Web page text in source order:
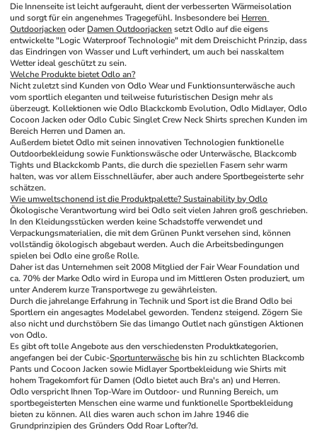
Die Innenseite ist leicht aufgerauht, dient der verbesserten Wärmeisolation
und sorgt für ein angenehmes Tragegefühl. Insbesondere bei Herren
Outdoorjacken oder Damen Outdoorjacken setzt Odlo auf die eigens
entwickelte "Logic Waterproof Technologie" mit dem Dreischicht Prinzip, dass
das Eindringen von Wasser und Luft verhindert, um auch bei nasskaltem
Wetter ideal geschützt zu sein.
Welche Produkte bietet Odlo an?
Nicht zuletzt sind Kunden von Odlo Wear und Funktionsunterwäsche auch
vom sportlich eleganten und teilweise futuristischen Design mehr als
überzeugt. Kollektionen wie Odlo Blackckomb Evolution, Odlo Midlayer, Odlo
Cocoon Jacken oder Odlo Cubic Singlet Crew Neck Shirts sprechen Kunden im
Bereich Herren und Damen an.
Außerdem bietet Odlo mit seinen innovativen Technologien funktionelle
Outdoorbekleidung sowie Funktionswäsche oder Unterwäsche, Blackcomb
Tights und Blackckomb Pants, die durch die speziellen Fasern sehr warm
halten, was vor allem Eisschnelläufer, aber auch andere Sportbegeisterte sehr
schätzen.
Wie umweltschonend ist die Produktpalette? Sustainability by Odlo
Ökologische Verantwortung wird bei Odlo seit vielen Jahren groß geschrieben.
In den Kleidungsstücken werden keine Schadstoffe verwendet und
Verpackungsmaterialien, die mit dem Grünen Punkt versehen sind, können
vollständig ökologisch abgebaut werden. Auch die Arbeitsbedingungen
spielen bei Odlo eine große Rolle.
Daher ist das Unternehmen seit 2008 Mitglied der Fair Wear Foundation und
ca. 70% der Marke Odlo wird in Europa und im Mittleren Osten produziert, um
unter Anderem kurze Transportwege zu gewährleisten.
Durch die jahrelange Erfahrung in Technik und Sport ist die Brand Odlo bei
Sportlern ein angesagtes Modelabel geworden. Tendenz steigend. Zögern Sie
also nicht und durchstöbern Sie das limango Outlet nach günstigen Aktionen
von Odlo.
Es gibt oft tolle Angebote aus den verschiedensten Produktkategorien,
angefangen bei der Cubic-Sportunterwäsche bis hin zu schlichten Blackcomb
Pants und Cocoon Jacken sowie Midlayer Sportbekleidung wie Shirts mit
hohem Tragekomfort für Damen (Odlo bietet auch Bra's an) und Herren.
Odlo verspricht Ihnen Top-Ware im Outdoor- und Running Bereich, um
sportbegeisterten Menschen eine warme und funktionelle Sportbekleidung
bieten zu können. All dies waren auch schon im Jahre 1946 die
Grundprinzipien des Gründers Odd Roar Lofter?d.